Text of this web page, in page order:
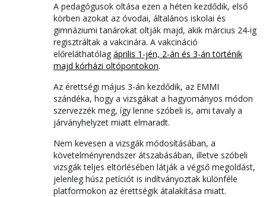
A pedagógusok oltása ezen a héten kezdődik, első
körben azokat az óvodai, általános iskolai és
gimnáziumi tanárokat oltják majd, akik március 24-ig
regisztráltak a vakcinára. A vakcináció
előreláthatólag április 1-jén, 2-án és 3-án történik
majd kórházi oltópontokon.
Az érettségi május 3-án kezdődik, az EMMI
szándéka, hogy a vizsgákat a hagyományos módon
szervezzék meg, így lenne szóbeli is, ami tavaly a
járványhelyzet miatt elmaradt.
Nem kevesen a vizsgák módosításában, a
követelményrendszer átszabásában, illetve szóbeli
vizsgák teljes eltörlésében látják a végső megoldást,
jelenleg húsz petíciót is indítványoztak különféle
platformokon az érettségik átalakítása miatt.